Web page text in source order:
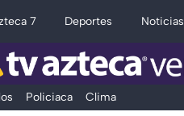
7 Deportes Noticias
Policiaca Clima